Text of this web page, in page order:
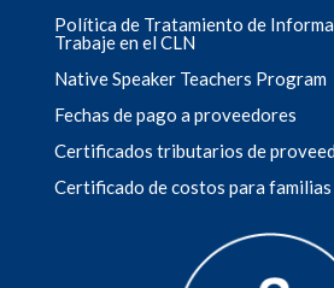
Política de Tratamiento de
Trabaje en el CLN
Native Speaker Teachers Program
Fechas de pago a proveedores
Certificados tributarios de
Certificado de costos para familias